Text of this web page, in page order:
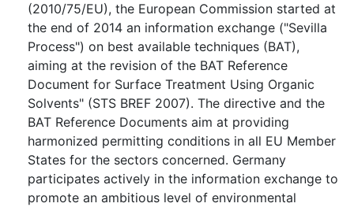
(2010/75/EU), the European Commission started at
the end of 2014 an information exchange ("Sevilla
Process") on best available techniques (BAT),
aiming at the revision of the BAT Reference
Document for Surface Treatment Using Organic
Solvents" (STS BREF 2007). The directive and the
BAT Reference Documents aim at providing
harmonized permitting conditions in all EU Member
States for the sectors concerned. Germany
participates actively in the information exchange to
promote an ambitious level of environmental